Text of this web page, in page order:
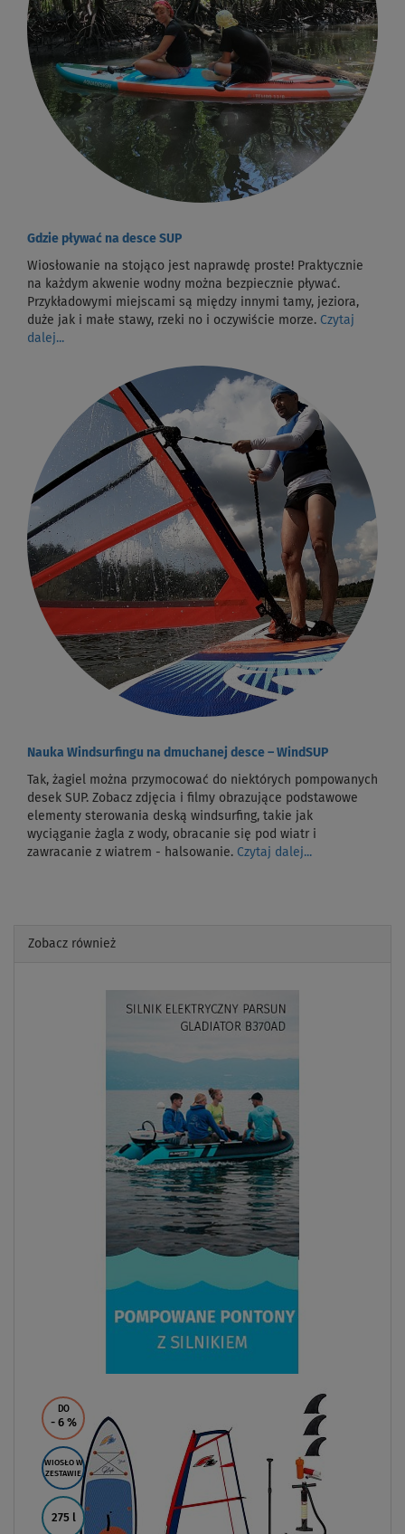
Gdzie pływać na desce SUP
Wiosłowanie na stojąco jest naprawdę proste! Praktycznie
na każdym akwenie wodny można bezpiecznie pływać.
Przykładowymi miejscami są między innymi tamy, jeziora,
duże jak i małe stawy, rzeki no i oczywiście morze. Czytaj
dalej...
Nauka Windsurfingu na dmuchanej desce – WindSUP
Tak, żagiel można przymocować do niektórych pompowanych
desek SUP. Zobacz zdjęcia i filmy obrazujące podstawowe
elementy sterowania deską windsurfing, takie jak
wyciąganie żagla z wody, obracanie się pod wiatr i
zawracanie z wiatrem - halsowanie. Czytaj dalej...
Zobacz również
DO
- 6 %
WIOSŁO W
ZESTAWIE
275 l